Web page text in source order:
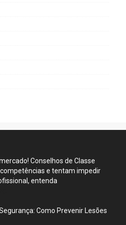
Conselhos de Classe
e tentam impedir
entenda
Como Prevenir Lesões